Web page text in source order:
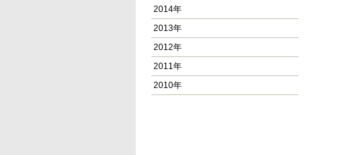
2014年
2013年
2012年
2011年
2010年